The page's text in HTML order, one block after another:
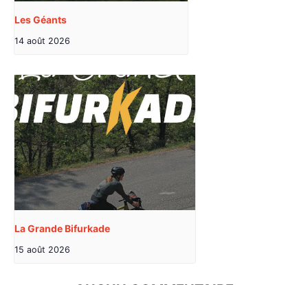
Les Géants
14 août 2026
La Grande Bifurkade
15 août 2026